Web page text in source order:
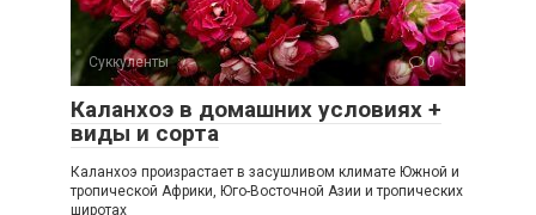
Суккуленты 0
Каланхоэ в домашних условиях +
виды и сорта
Каланхоэ произрастает в засушливом климате Южной и
тропической Африки, Юго-Восточной Азии и тропических
широтах